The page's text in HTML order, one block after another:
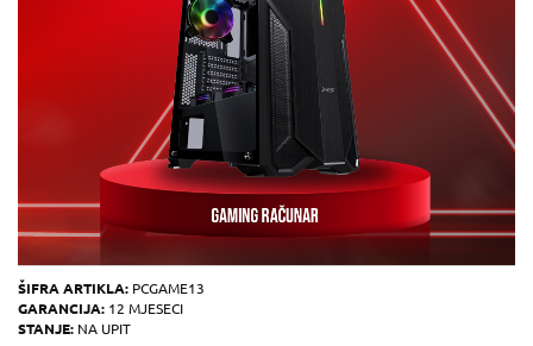
ŠIFRA ARTIKLA: PCGAME13
GARANCIJA: 12 MJESECI
STANJE: NA UPIT